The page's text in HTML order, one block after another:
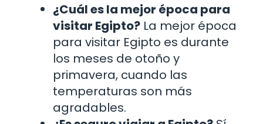
¿Cuál es la mejor época para
visitar Egipto? La mejor época
para visitar Egipto es durante
los meses de otoño y
primavera, cuando las
temperaturas son más
agradables.